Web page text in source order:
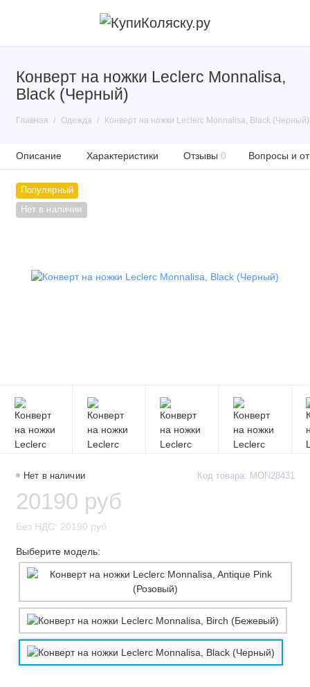
Конверт на ножки Leclerc Monnalisa,
Black (Черный)
Главная Одежда Конверт на ножки Leclerc Monnalisa, Black (Черный)
Описание Характеристики Отзывы 0 Вопросы и
Популярный
Нет в наличии
Нет в наличии Код товара: MON28431
20190 руб
Без НДС: 20190 руб
Выберите модель: